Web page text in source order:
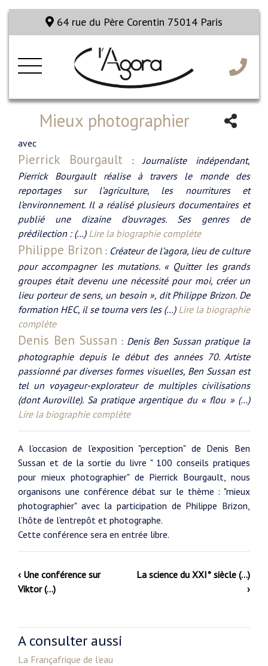
64 rue du Père Corentin 75014 Paris
Mieux photographier
avec
Pierrick Bourgault:Journaliste indépendant,
Pierrick Bourgault réalise à travers le monde des
reportages sur l’agriculture, les nourritures et
l’environnement. Il a réalisé plusieurs documentaires et
publié une dizaine d’ouvrages. Ses genres de
prédilection : (…) Lire la biographie complète
Philippe Brizon : Créateur de l’agora, lieu de culture
pour accompagner les mutations. « Quitter les grands
groupes était devenu une nécessité pour moi, créer un
lieu porteur de sens, un besoin », dit Philippe Brizon. De
formation HEC, il se tourna vers les (…) Lire la biographie
complète
Denis Ben Sussan : Denis Ben Sussan pratique la
photographie depuis le début des années 70. Artiste
passionné par diverses formes visuelles, Ben Sussan est
tel un voyageur-explorateur de multiples civilisations
(dont Auroville). Sa pratique argentique du « flou » (…)
Lire la biographie complète
A l’occasion de l’exposition "perception" de Denis Ben
Sussan et de la sortie du livre " 100 conseils pratiques
pour mieux photographier" de Pierrick Bourgault, nous
organisons une conférence débat sur le thème : "mieux
photographier" avec la participation de Philippe Brizon,
l’hôte de l’entrepôt et photographe.
Cette conférence sera en entrée libre.
‹ Une conférence sur
Viktor (…)
La science du XXI° siècle (…)
›
A consulter aussi
La Françafrique de l’eau